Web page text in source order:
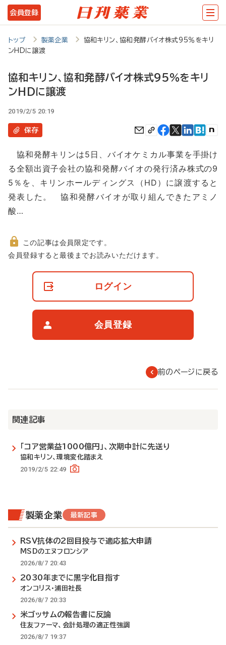
メ
イ
ン
テ
ツ
に
動
会員登録
トップ 製薬企業
協和キリン、協和発酵バイオ株式95％をキリ
ンHDに譲渡
協和キリン、協和発酵バイオ株式95％をキリ
ンHDに譲渡
2019/2/5 20:19
保存
協和発酵キリンは5日、バイオケミカル事業を手掛け
る全額出資子会社の協和発酵バイオの発行済み株式の9
5％を、キリンホールディングス（HD）に譲渡すると
発表した。 協和発酵バイオが取り組んできたアミノ
酸…
非
この記事は会員限定です。
会員登録すると最後までお読みいただけます。
ログイン
会員登録
前のページに戻る
関連記事
「コア営業益1000億円」、次期中計に先送り
協和キリン、環境変化踏まえ
2019/2/5 22:49
製薬企業 最新記事
RSV抗体の2回目投与で適応拡大申請
MSDのエヌフロンシア
2026/8/7 20:43
2030年までに黒字化目指す
オンコリス・浦田社長
2026/8/7 20:33
米ゴッサムの報告書に反論
住友ファーマ、会計処理の適正性強調
2026/8/7 19:37